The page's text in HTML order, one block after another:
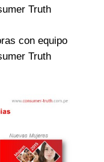
Truth
con equipo
Truth